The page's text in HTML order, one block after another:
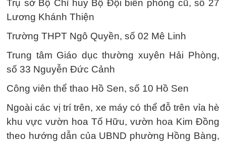
Trụ sở Bộ Chỉ huy Bộ Đội biên phòng cũ, số 27
Lương Khánh Thiện
Trường THPT Ngô Quyền, số 02 Mê Linh
Trung tâm Giáo dục thường xuyên Hải Phòng,
số 33 Nguyễn Đức Cảnh
Công viên thể thao Hồ Sen, số 10 Hồ Sen
Ngoài các vị trí trên, xe máy có thể đỗ trên vỉa hè
khu vực vườn hoa Tố Hữu, vườn hoa Kim Đồng
theo hướng dẫn của UBND phường Hồng Bàng,